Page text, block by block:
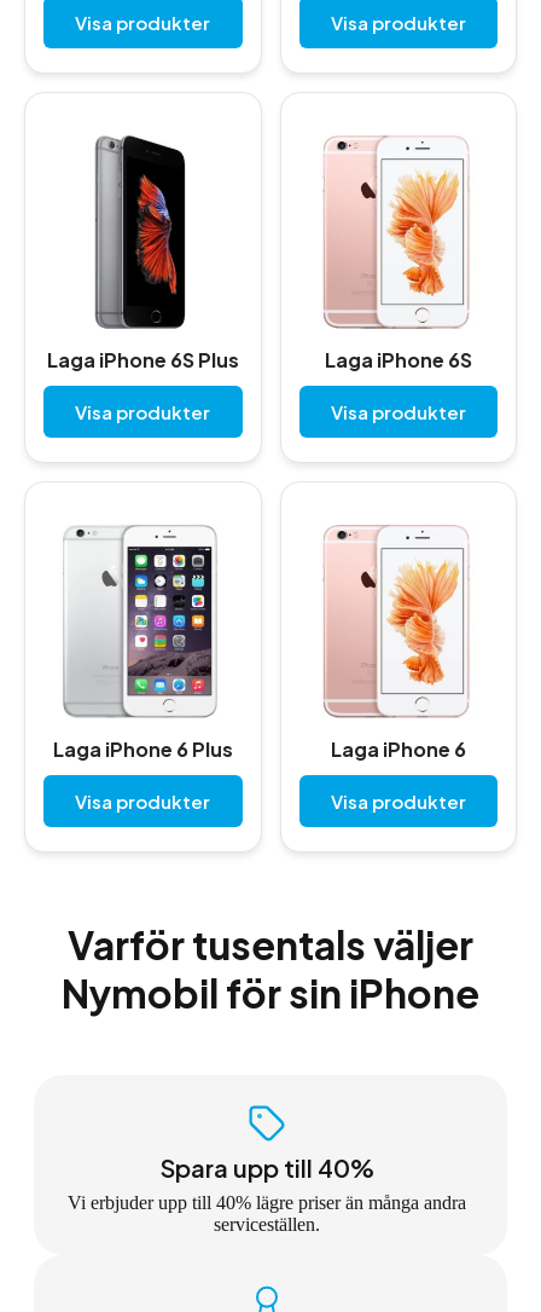
Visa produkter Visa produkter
Laga iPhone 6S Plus
Visa produkter
Laga iPhone 6S
Visa produkter
Laga iPhone 6 Plus
Visa produkter
Laga iPhone 6
Visa produkter
Varför tusentals väljer
Nymobil för sin iPhone
Spara upp till 40%
Vi erbjuder upp till 40% lägre priser än många andra
serviceställen.